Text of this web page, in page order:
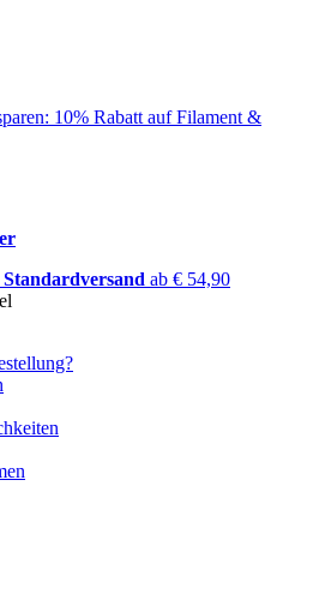
10% Rabatt auf Filament &
ab € 54,90